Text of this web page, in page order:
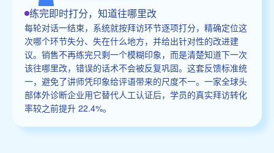
练完即时打分，知道往哪里改
每轮对话一结束，系统就按拜访环节逐项打分，精确定位这
次哪个环节失分、失在什么地方，并给出针对性的改进建
议。销售不再练完只剩一个模糊印象，而是清楚知道下一次
该往哪里改，错误的话术不会被反复巩固。这套反馈标准统
一，避免了讲师凭印象给评语带来的尺度不一。一家全球头
部体外诊断企业用它替代人工认证后，学员的真实拜访转化
率较之前提升 22.4%。